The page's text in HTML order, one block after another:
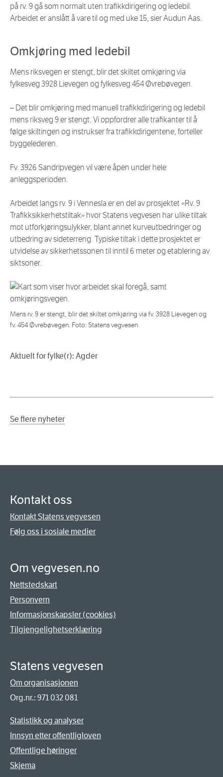
på rv. 9 gå som normalt uten trafikkdirigering og ledebil.
Arbeidet er anslått å vare til og med uke 15, sier Audun Aas.
Omkjøring med ledebil
Mens riksvegen er stengt, blir det skiltet omkjøring via
fylkesveg 3928 Lievegen og fylkesveg 454 Øvrebøvegen.
– Det blir omkjøring med manuell trafikkdirigering og ledebil
mens riksveg 9 er stengt. Vi oppfordrer alle trafikanter til å
følge skiltingen og instrukser fra trafikkdirigentene, forteller
byggelederen.
Fv. 3926 Sandripvegen vil være åpen under hele
anleggsperioden.
Arbeidet langs rv. 9 i Vennesla er en del av prosjektet «Rv. 9
Trafikksikkerhetstiltak» hvor Statens vegvesen har ulike tiltak
mot utforkjøringsulykker, blant annet kurveutbedringer og
utbedring av sideterreng. Typiske tiltak i dette prosjektet er
utvidelse av sikkerhetssonen til inntil 6 meter og etablering av
siktsoner.
Mens rv. 9 er stengt, blir det skiltet omkjøring via fv. 3928 Lievegen og
fv. 454 Øvrebøvegen. Foto: Statens vegvesen
Aktuelt for fylke(r): Agder
Se flere nyheter
Kontakt oss
Kontakt Statens vegvesen
Følg oss i sosiale medier
Om vegvesen.no
Nettstedskart
Personvern
Informasjonskapsler (cookies)
Tilgjengelighetserklæring
Statens vegvesen
Om organisasjonen
Org.nr.: 971 032 081
Statistikk og analyser
Innsyn etter offentligloven
Offentlige høringer
Skjema